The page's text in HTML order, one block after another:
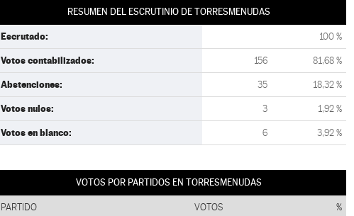
RESUMEN DEL ESCRUTINIO DE TORRESMENUDAS
Escrutado: 100 %
Votos contabilizados: 156 81,68 %
Abstenciones: 35 18,32 %
Votos nulos: 3 1,92 %
Votos en blanco: 6 3,92 %
VOTOS POR PARTIDOS EN TORRESMENUDAS
PARTIDO VOTOS %